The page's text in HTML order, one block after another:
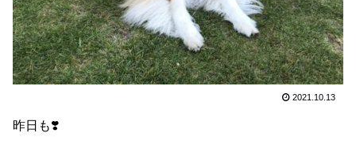
2021.10.13
昨日も❣️